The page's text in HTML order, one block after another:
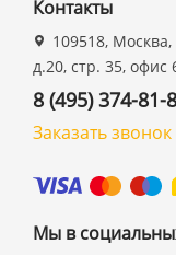
Контакты
109518,
д.20, стр. 35, офис
8 (495) 374-81-
Заказать звонок
Мы в